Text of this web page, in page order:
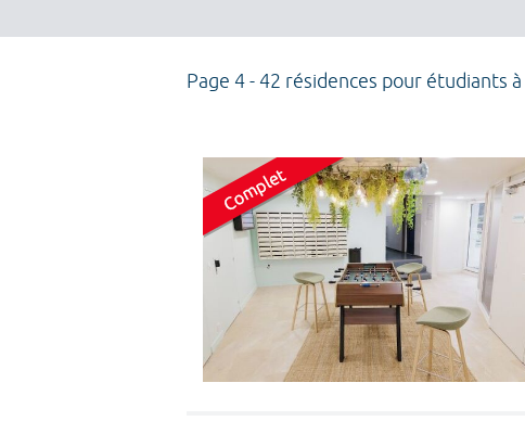
Page 4 - 42 résidences pour étudiants à